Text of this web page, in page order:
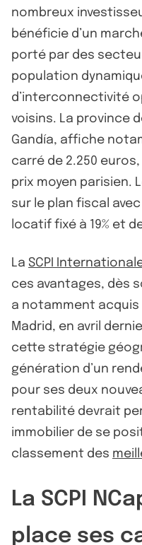
nombreux
bénéficie d’un
porté par des
population
d’interconnectivité
voisins. La province
Gandía, affiche
carré de 2.250
prix moyen parisien.
sur le plan fiscal
locatif fixé à 19% et
La SCPI
ces avantages, dès
a notamment acquis
Madrid, en avril
cette stratégie
génération d’un
pour ses deux
rentabilité devrait
immobilier de se
classement des
La SCPI
place ses